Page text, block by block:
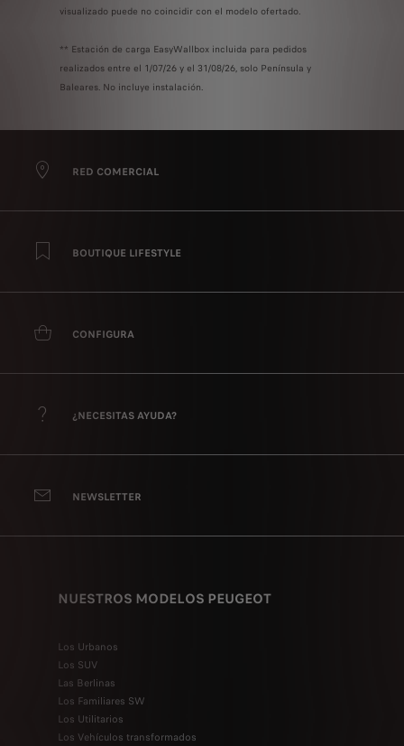
visualizado puede no coincidir con el modelo ofertado.
** Estación de carga EasyWallbox incluida para pedidos
realizados entre el 1/07/26 y el 31/08/26, solo Península y
Baleares. No incluye instalación.
RED COMERCIAL
BOUTIQUE LIFESTYLE
CONFIGURA
¿NECESITAS AYUDA?
NEWSLETTER
NUESTROS MODELOS PEUGEOT
Los Urbanos
Los SUV
Las Berlinas
Los Familiares SW
Los Utilitarios
Los Vehículos transformados